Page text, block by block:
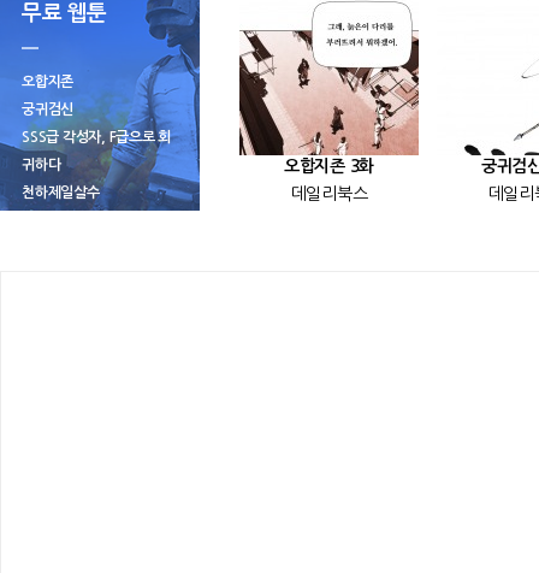
무료 웹툰
오합지존
궁귀검신
SSS급 각성자, F급으로 회
귀하다
천하제일살수
오합지존 3화
데일리북스
궁귀검
데일리